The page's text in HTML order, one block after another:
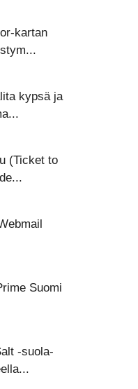
kartan
kypsä ja
(Ticket to
Suomi
-suola-